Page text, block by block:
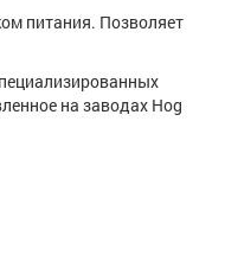
питания. Позволяет
на заводах Hog